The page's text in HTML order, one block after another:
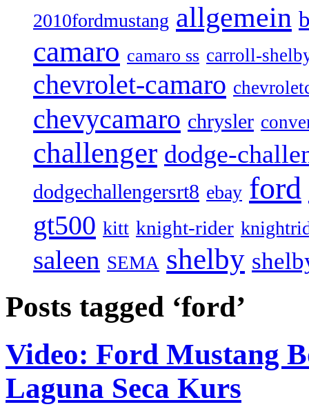
2010fordmustang allgemein
camaro camaro ss carroll-
chevrolet-camaro
chevycamaro chrysler
challenger dodge-
dodgechallengersrt8 ebay ford
gt500 kitt knight-rider
saleen SEMA shelby
Posts tagged ‘ford’
Video: Ford Mustang
Laguna Seca Kurs